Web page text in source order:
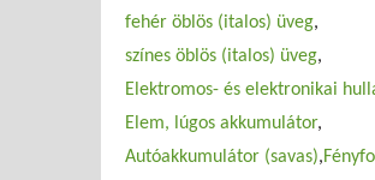
fehér öblös (italos) üveg
színes öblös (italos) üveg
Elektromos- és elektronikai
Elem, lúgos akkumulátor
Autóakkumulátor (savas)